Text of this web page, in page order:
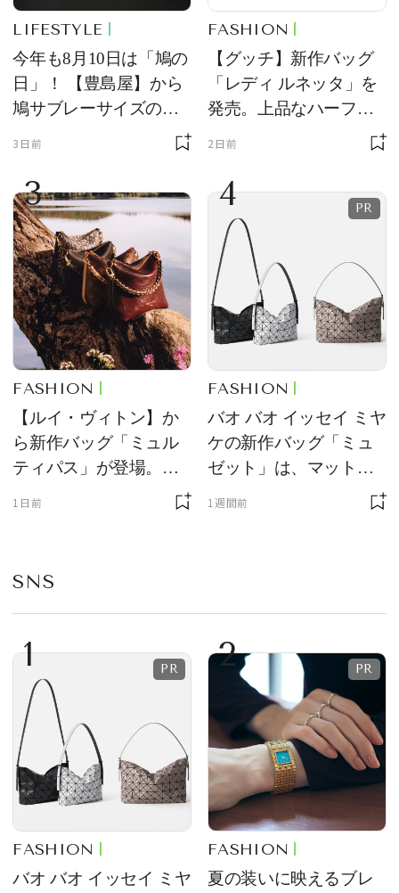
LIFESTYLE
今年も8月10日は「鳩の
日」！ 【豊島屋】から
鳩サブレーサイズのポ
ーチ「はとっこ」を限
3日前
FASHION
【グッチ】新作バッグ
「レディ ルネッタ」を
発売。上品なハーフム
ーン型がスタイリング
2日前
3
FASHION
【ルイ・ヴィトン】か
ら新作バッグ「ミュル
ティパス」が登場。ミ
ニサイズもラインナッ
1日前
4
FASHION
バオ バオ イッセイ ミヤ
ケの新作バッグ「ミュ
ゼット」は、マットな
1週間前
SNS
1
FASHION
バオ バオ イッセイ ミヤ
2
FASHION
夏の装いに映えるブレ